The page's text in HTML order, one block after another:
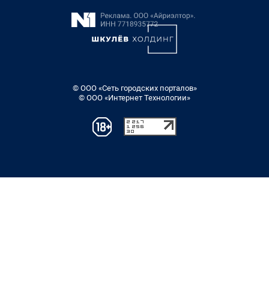
© ООО «Сеть городских порталов»
© ООО «Интернет Технологии»